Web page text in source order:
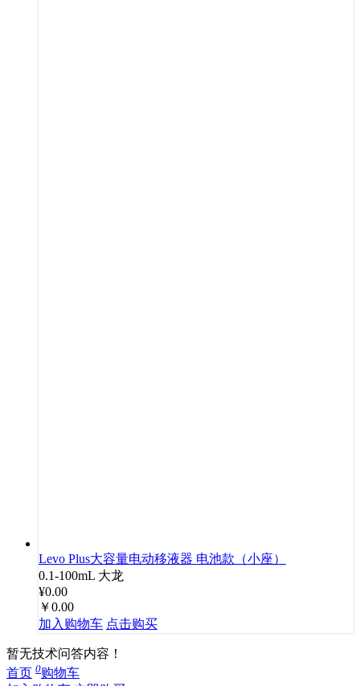
Levo Plus大容量电动移液器 电池款（小座）
0.1-100mL 大龙
¥0.00
￥0.00
加入购物车 点击购买
暂无技术问答内容！
首页 0购物车